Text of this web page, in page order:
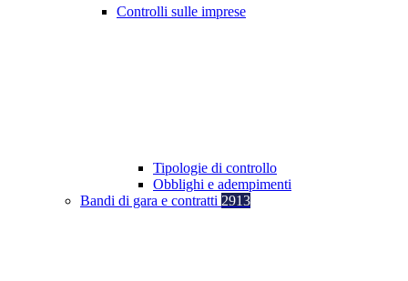
Controlli sulle imprese
Tipologie di controllo
Obblighi e adempimenti
Bandi di gara e contratti 2913